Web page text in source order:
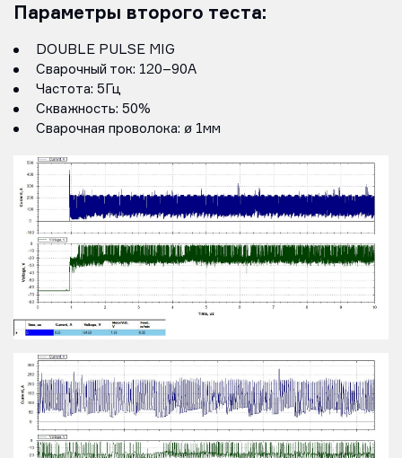
Параметры второго теста:
DOUBLE PULSE MIG
Сварочный ток: 120–90А
Частота: 5Гц
Скважность: 50%
Сварочная проволока: ø 1мм